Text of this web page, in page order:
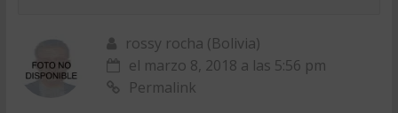
rossy rocha (Bolivia)
el marzo 8, 2018 a las 5:56 pm
Permalink